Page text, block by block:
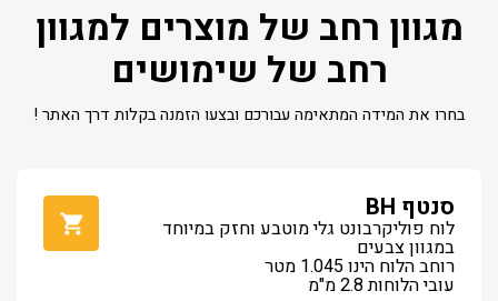
מגוון רחב של מוצרים למגוון
רחב של שימושים
בחרו את המידה המתאימה עבורכם ובצעו הזמנה בקלות דרך האתר !
סנטף BH
לוח פוליקרבונט גלי מוטבע וחזק במיוחד
במגוון צבעים
רוחב הלוח הינו 1.045 מטר
עובי הלוחות 2.8 מ"מ